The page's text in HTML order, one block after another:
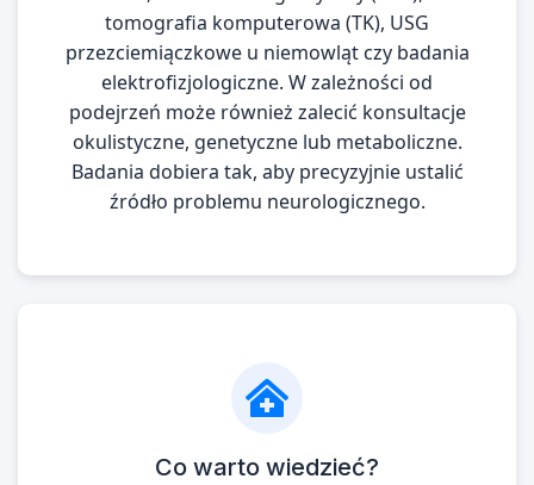
tomografia komputerowa (TK), USG
przezciemiączkowe u niemowląt czy badania
elektrofizjologiczne. W zależności od
podejrzeń może również zalecić konsultacje
okulistyczne, genetyczne lub metaboliczne.
Badania dobiera tak, aby precyzyjnie ustalić
źródło problemu neurologicznego.
Co warto wiedzieć?